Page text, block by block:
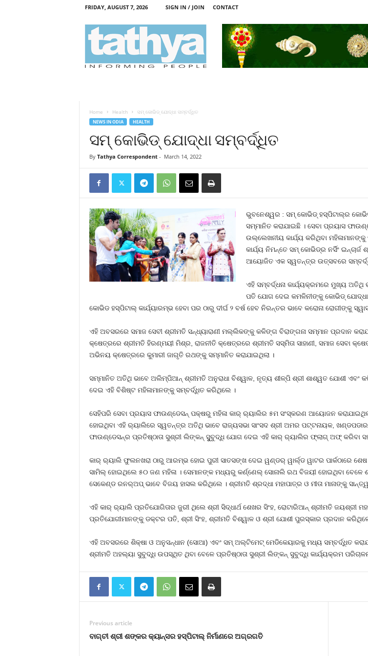
FRIDAY, AUGUST 7, 2026 SIGN IN / JOIN CONTACT
Home Health ସମ୍ କୋଭିଡ୍ ଯୋଦ୍ଧା ସମ୍ବର୍ଦ୍ଧିତ
NEWS IN ODIA HEALTH
ସମ୍ କୋଭିଡ୍ ଯୋଦ୍ଧା ସମ୍ବର୍ଦ୍ଧିତ
By Tathya Correspondent- March 14, 2022
ଭୁବନେଶ୍ୱର : ସମ୍ କୋଭିଡ୍ ହସ୍ପିଟାଲ୍‌ର
ସମ୍ମାନିତ କରାଯାଇଛି । ସେବା ପ୍ରୟାସ
ଉଲ୍ଲେଖନୀୟ କାର୍ଯ୍ୟ କରିଥିବା ମହିଳାମାନଙ୍କୁ
କାର୍ଯ୍ୟ ନିମନ୍ତେ ସମ୍ କୋଭିଡ୍‌ର ନର୍ସିଂ
ଆୟୋଜିତ ଏକ ସ୍ୱତନ୍ତ୍ର ଉତ୍ସବରେ
ଏହି ସମ୍ବର୍ଦ୍ଧନା କାର୍ଯ୍ୟକ୍ରମରେ ମୁଖ୍ୟ ଅତିଥି
ପତି ଯୋଗ ଦେଇ କମଳିନୀଙ୍କୁ କୋଭିଡ୍ ଯୋଦ୍ଧା
କୋଭିଡ ହସ୍ପିଟାଲ୍ କାର୍ଯ୍ୟାରମ୍ଭ ହେବା ପର ଠାରୁ ଦୀର୍ଘ ୨ ବର୍ଷ ହେବ ନିରନ୍ତର ଭାବେ କରୋନା ରୋଗୀଙ୍କୁ
ଏହି ଅବସରରେ ସମାଜ ସେବୀ ଶ୍ରୀମତି ସନ୍ଧ୍ୟାରାଣୀ ମଲ୍ଲିକଙ୍କୁ କଳିଙ୍ଗ ବିରାଙ୍ଗନା ସମ୍ମାନ ପ୍ରଦାନ
କ୍ଷେତ୍ରରେ ଶ୍ରୀମତି ହିରଣ୍ମୟୀ ମିଶ୍ର, ରାଜନୀତି କ୍ଷେତ୍ରରେ ଶ୍ରୀମତି ସସ୍ମିତା ସାହାଣୀ, ସମାଜ ସେବା
ଅଭିନୟ କ୍ଷେତ୍ରରେ କୁମାରୀ ଜାଗୃତି ରଥଙ୍କୁ ସମ୍ମାନିତ କରାଯାଇଥିଲା ।
ସମ୍ମାନିତ ଅତିଥି ଭାବେ ଅଲିମ୍ପିଆନ୍ ଶ୍ରୀମତି ଅନୁରାଧା ବିଶ୍ୱାଳ, ନୃତ୍ୟ ଶୀଳ୍ପି ଶ୍ରୀ ଶାଶ୍ୱତ ଯୋଶୀ
ଦେଇ ଏହି ବିଶିଷ୍ଟ ମହିଳାମାନଙ୍କୁ ସମ୍ବର୍ଦ୍ଧିତ କରିଥିଲେ ।
ସେହିପରି ସେବା ପ୍ରୟାସ ଫାଉଣ୍ଡେସନ୍ ପକ୍ଷରୁ ମହିଳା କାର୍ ର‌୍ୟାଲିର ୫ମ ସଂସ୍କରଣ ଆୟୋଜନ
ହୋଇଥିବା ଏହି ର‌୍ୟାଲିରେ ସ୍ୱତନ୍ତ୍ର ଅତିଥି ଭାବେ ରାଜ୍ୟସଭା ସାଂସଦ ଶ୍ରୀ ଅମର ପଟ୍ଟନାୟକ, ଖଣ୍ଡପଡାର
ଫାଉଣ୍ଡେସନ୍‌ର ପ୍ରତିଷ୍ଠାତା ସୁଶ୍ରୀ ଲିଙ୍କନ୍ ସୁୁବୁଦ୍ଧି ଯୋଗ ଦେଇ ଏହି କାର୍ ର‌୍ୟାଲିର ଫ୍ଲାଗ୍ ଅଫ୍ କରିବା
କାର୍ ର‌୍ୟାଲି ଫୁଲନଖରା ଠାରୁ ଆରମ୍ଭ ହୋଇ ପୁରୀ ସାତସଙ୍ଖ ଦେଇ ୱଣ୍ଡର୍ ୱାର୍ଲ୍ଡ ୱାଟର ପାର୍କଠାରେ
ସାମିଲ୍ ହୋଇଥିଲେ ୫୦ ଜଣ ମହିଳା । ସେମାନଙ୍କ ମଧ୍ୟରୁ କର୍ଣ୍ଣେଲ୍ ସୋନାଲି ରଥ ବିଜୟୀ ହୋଇଥିବା ବେଳେ
ସେକେଣ୍ଡ ରନର୍‌ଅପ୍ ଭାବେ ବିଜୟ ହାସଲ କରିଥିଲେ । ଶ୍ରୀମତି ଶ୍ରଦ୍ଧା ମହାପାତ୍ର ଓ ମୀତା ମାନାଙ୍କୁ
ଏହି କାର୍ ର‌୍ୟାଲି ପ୍ରତିଯୋଗିତାର ଜୁରୀ ଥିଲେ ଶ୍ରୀ ସିଦ୍ଧାର୍ଥ ଶେଖର ସିଂହ, ରୋଟାରିଆନ୍ ଶ୍ରୀମତି ଜୟଶ୍ରୀ
ପ୍ରତିଯୋଗୀମାନଙ୍କୁ ଡକ୍ଟର ପତି, ଶ୍ରୀ ସିଂହ, ଶ୍ରୀମତି ବିଶ୍ୱାଳ ଓ ଶ୍ରୀ ଯୋଶୀ ପୁରସ୍କାର ପ୍ରଦାନ
ଏହି ଅବସରରେ ଶିକ୍ଷା ଓ ଅନୁସନ୍ଧାନ (ସୋଆ) ଏବଂ ସମ୍ ଅଲ୍ଟିମେଟ୍ ମେଡିକେୟାରକୁ ମଧ୍ୟ ସମ୍ବର୍ଦ୍ଧିତ
ଶ୍ରୀମତି ଅହଲ୍ୟା ସୁବୁଦ୍ଧି ଉପସ୍ଥିତ ଥିବା ବେଳେ ପ୍ରତିଷ୍ଠାତା ସୁଶ୍ରୀ ଲିଙ୍କନ୍ ସୁବୁଦ୍ଧି କାର୍ଯ୍ୟକ୍ରମ
Previous article
ବାଗ୍‌ଚୀ ଶ୍ରୀ ଶଙ୍କର କ୍ୟାନ୍‌ସର ହସ୍‌ପିଟାଲ୍‌ ନିର୍ମାଣରେ ଅଗ୍ରଗତି